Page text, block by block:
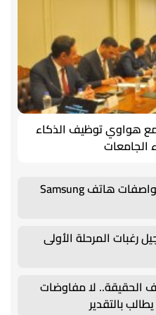
مع هواوي توظيف الذكاء
الجامعات
هل يستحق الشراء؟.. أبرز مواصفات هاتف Samsung
رغبات المرحلة الأولى
الحقيقة.. لا مفاوضات
بالتقدير